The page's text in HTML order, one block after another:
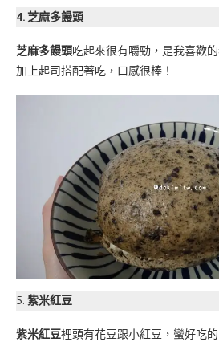
4. 芝麻多饅頭
芝麻多饅頭吃起來很有嚼勁，是我喜歡
加上起司搭配著吃，口感很棒！
5. 紫米紅豆
紫米紅豆裡頭有花豆跟小紅豆，蠻好吃